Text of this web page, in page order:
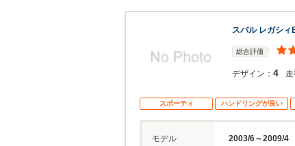
スバル レガシィ
総合評価
デザイン： 4 走
スポーティ ハンドリングが良い
モデル 2003/6～2009/4